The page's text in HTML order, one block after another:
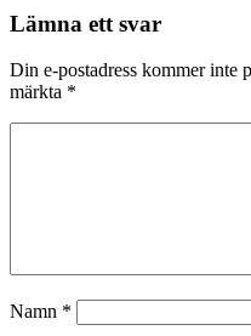
Lämna ett svar
Din e-postadress kommer inte
märkta *
Namn *